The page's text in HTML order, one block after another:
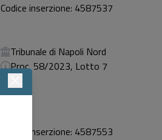
Codice inserzione: 4587537
Tribunale di Napoli Nord
Proc. 58/2023, Lotto 7
Codice inserzione: 4587553